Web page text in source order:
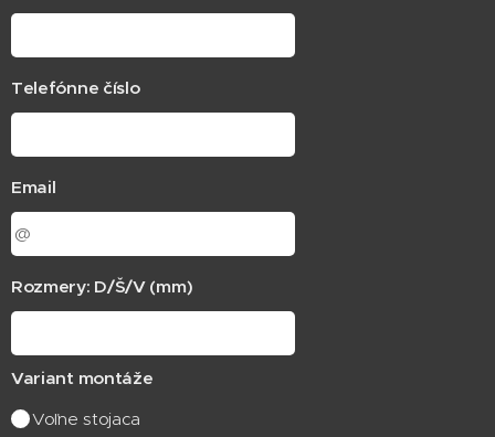
Telefónne číslo
Email
Rozmery: D/Š/V (mm)
Variant montáže
Voľne stojaca